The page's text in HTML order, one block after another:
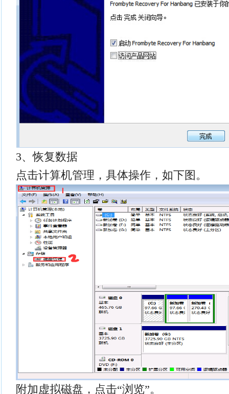
3、恢复数据
点击计算机管理，具体操作，如下图。
附加虚拟磁盘，点击“浏览”。